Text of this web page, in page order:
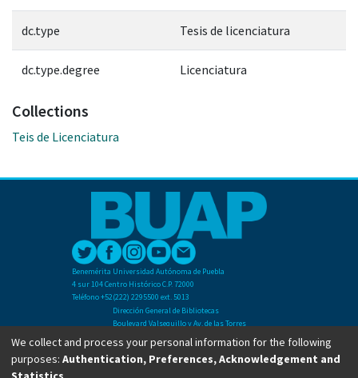
dc.type Tesis de licenciatura
dc.type.degree Licenciatura
Collections
Teis de Licenciatura
Benemérita Universidad Autónoma de Puebla
4 sur 104 Centro Histórico C.P. 72000
Teléfono +52(222) 2295500 ext. 5013
Dirección General de Bibliotecas
Boulevard Valsequillo y Av. de las Torres
Ciudad Universitaria. Col. San Manuel
C.P. 72570
Teléfono +52 (222) 2295500 Ext 2901
We collect and process your personal information for the following
purposes: Authentication, Preferences, Acknowledgement and